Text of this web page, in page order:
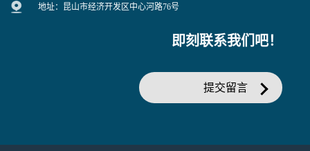
地址：昆山市经济开发区中心河路76号
即刻联系我们吧！
提交留言